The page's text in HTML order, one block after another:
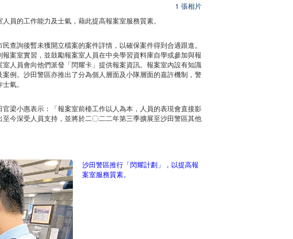
1 張相片
員的工作能力及士氣，藉此提高報案室服務質素。
查詢後暫未獲開立檔案的案件詳情，以確保案件得到合適跟進。
案室實習，並鼓勵報案室人員在中央學習資料庫自學或參加與報
人員會向他們派發「閃耀卡」提供報案資訊。報案室內設有知識
例。沙田警區亦推出了分為個人層面及小隊層面的嘉許機制，警
氣。
梁小惠表示：「報案室前檯工作以人為本，人員的表現會直接影
今深受人員支持，並將於二〇二二年第三季擴展至沙田警區其他
沙田警區推行「閃耀計劃」，以提高報
案室服務質素。